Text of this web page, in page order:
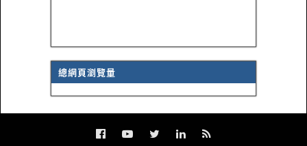
總網頁瀏覽量